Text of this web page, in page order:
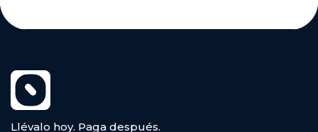
Llévalo hoy. Paga después.